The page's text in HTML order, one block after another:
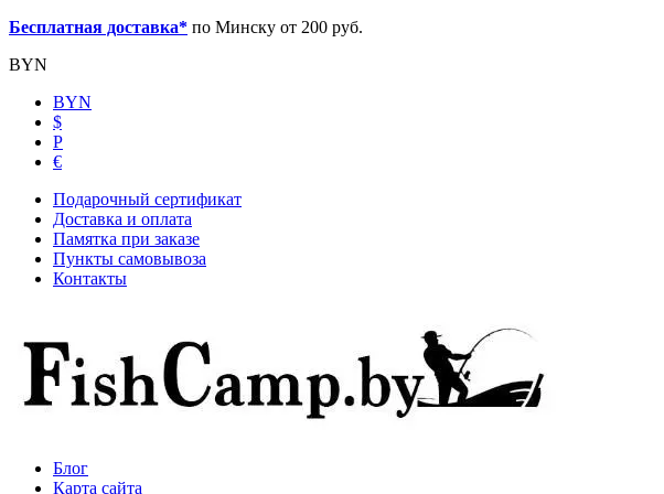
Бесплатная доставка* по Минску от 200 руб.
BYN
BYN
$
Р
€
Подарочный сертификат
Доставка и оплата
Памятка при заказе
Пункты самовывоза
Контакты
Блог
Карта сайта